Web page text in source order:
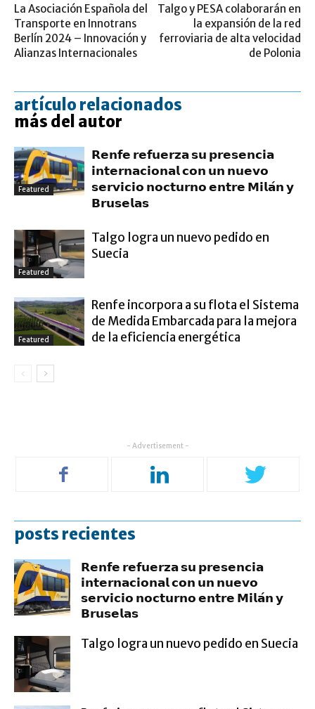
La Asociación Española del
Transporte en Innotrans
Berlín 2024 – Innovación y
Alianzas Internacionales
Talgo y PESA colaborarán en
la expansión de la red
ferroviaria de alta velocidad
de Polonia
artículo relacionados
más del autor
Featured
𝗥𝗲𝗻𝗳𝗲 𝗿𝗲𝗳𝘂𝗲𝗿𝘇𝗮 𝘀𝘂 𝗽𝗿𝗲𝘀𝗲𝗻𝗰𝗶𝗮
𝗶𝗻𝘁𝗲𝗿𝗻𝗮𝗰𝗶𝗼𝗻𝗮𝗹 𝗰𝗼𝗻 𝘂𝗻 𝗻𝘂𝗲𝘃𝗼
𝘀𝗲𝗿𝘃𝗶𝗰𝗶𝗼 𝗻𝗼𝗰𝘁𝘂𝗿𝗻𝗼 𝗲𝗻𝘁𝗿𝗲 𝗠𝗶𝗹𝗮́𝗻 𝘆
𝗕𝗿𝘂𝘀𝗲𝗹𝗮𝘀
Featured
Talgo logra un nuevo pedido en
Suecia
Featured
Renfe incorpora a su flota el Sistema
de Medida Embarcada para la mejora
de la eficiencia energética
- Advertisement -
posts recientes
𝗥𝗲𝗻𝗳𝗲 𝗿𝗲𝗳𝘂𝗲𝗿𝘇𝗮 𝘀𝘂 𝗽𝗿𝗲𝘀𝗲𝗻𝗰𝗶𝗮
𝗶𝗻𝘁𝗲𝗿𝗻𝗮𝗰𝗶𝗼𝗻𝗮𝗹 𝗰𝗼𝗻 𝘂𝗻 𝗻𝘂𝗲𝘃𝗼
𝘀𝗲𝗿𝘃𝗶𝗰𝗶𝗼 𝗻𝗼𝗰𝘁𝘂𝗿𝗻𝗼 𝗲𝗻𝘁𝗿𝗲 𝗠𝗶𝗹𝗮́𝗻 𝘆
𝗕𝗿𝘂𝘀𝗲𝗹𝗮𝘀
Talgo logra un nuevo pedido en Suecia